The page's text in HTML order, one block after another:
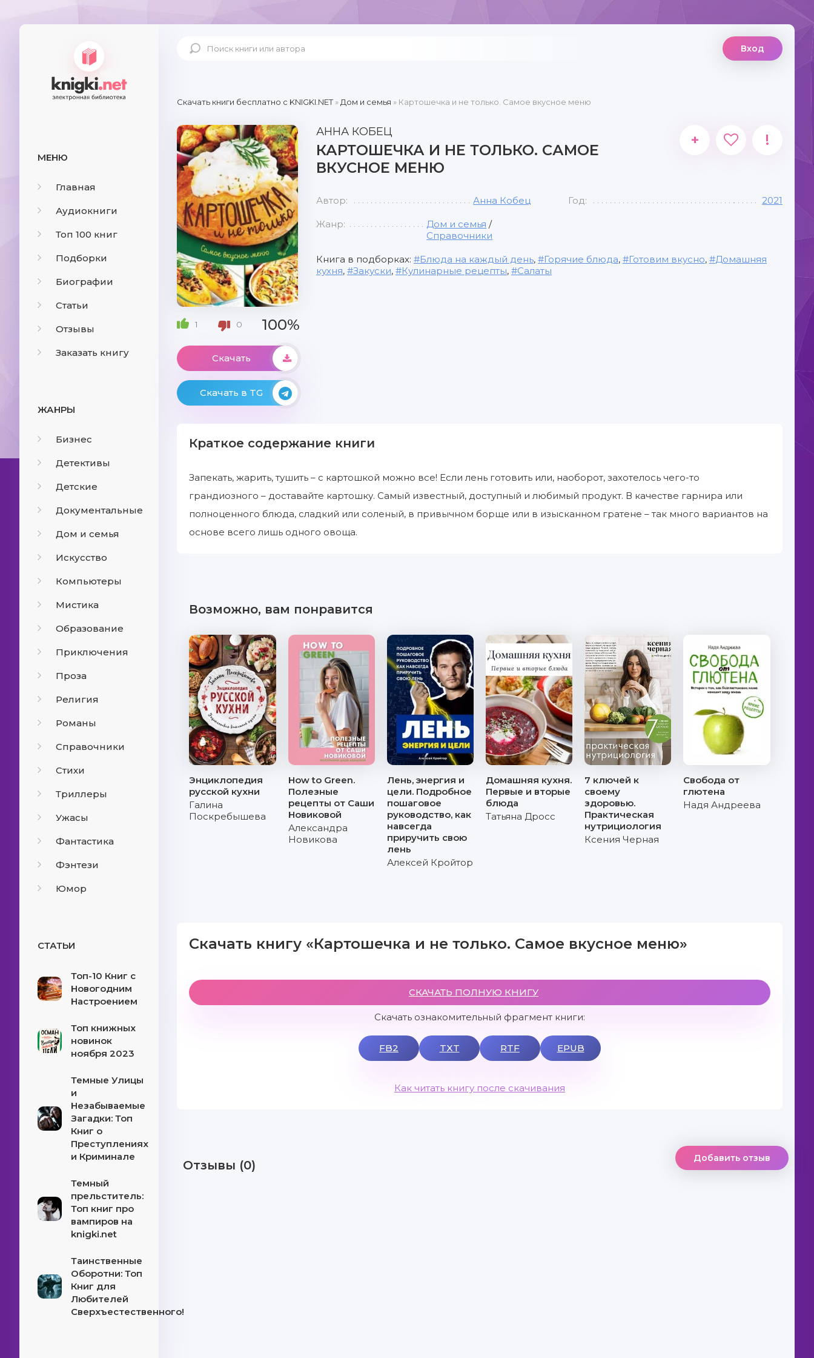
МЕНЮ
Главная
Аудиокниги
Топ 100 книг
Подборки
Биографии
Статьи
Отзывы
Заказать книгу
ЖАНРЫ
Бизнес
Детективы
Детские
Документальные
Дом и семья
Искусство
Компьютеры
Мистика
Образование
Приключения
Проза
Религия
Романы
Справочники
Стихи
Триллеры
Ужасы
Фантастика
Фэнтези
Юмор
СТАТЬИ
Топ-10 Книг с
Новогодним
Настроением
Топ книжных
новинок
ноября 2023
Темные Улицы
и
Незабываемые
Загадки: Топ
Книг о
Преступлениях
и Криминале
Темный
прельститель:
Топ книг про
вампиров на
knigki.net
Таинственные
Оборотни: Топ
Книг для
Любителей
Сверхъестественного!
Вход
Скачать книги бесплатно c KNIGKI.NET» Дом и семья » Картошечка и не только. Самое вкусное меню
1 0 100%
Скачать
Скачать в TG
АННА КОБЕЦ
КАРТОШЕЧКА И НЕ ТОЛЬКО. САМОЕ
ВКУСНОЕ МЕНЮ
+ !
Автор: Анна Кобец Год: 2021
Жанр: Дом и семья /
Справочники
Книга в подборках: Блюда на каждый день, Горячие блюда, Готовим вкусно,
Домашняя
кухня, Закуски, Кулинарные рецепты, Салаты
Краткое содержание книги
Запекать, жарить, тушить – с картошкой можно все! Если лень готовить или, наоборот, захотелось чего-то
грандиозного – доставайте картошку. Самый известный, доступный и любимый продукт. В качестве гарнира или
полноценного блюда, сладкий или соленый, в привычном борще или в изысканном гратене – так много вариантов на
основе всего лишь одного овоща.
Возможно, вам понравится
Энциклопедия
русской кухни
Галина
Поскребышева
How to Green.
Полезные
рецепты от Саши
Новиковой
Александра
Новикова
Лень, энергия и
цели. Подробное
пошаговое
руководство, как
навсегда
приручить свою
лень
Алексей Кройтор
Домашняя кухня.
Первые и вторые
блюда
Татьяна Дросс
7 ключей к
своему
здоровью.
Практическая
нутрициология
Ксения Черная
Свобода от
глютена
Надя Андреева
Скачать книгу «Картошечка и не только. Самое вкусное меню»
СКАЧАТЬ ПОЛНУЮ КНИГУ
Скачать ознакомительный фрагмент книги:
FB2 TXT RTF EPUB
Как читать книгу после скачивания
Отзывы (0) Добавить отзыв